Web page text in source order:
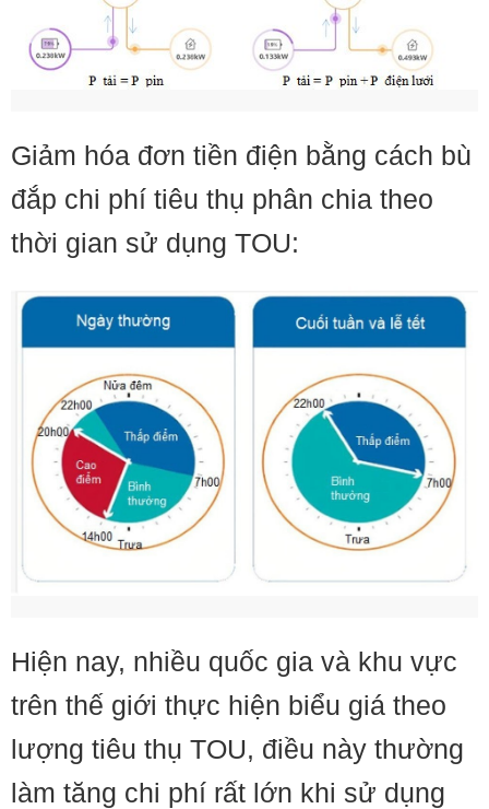
Giảm hóa đơn tiền điện bằng cách bù
đắp chi phí tiêu thụ phân chia theo
thời gian sử dụng TOU:
Hiện nay, nhiều quốc gia và khu vực
trên thế giới thực hiện biểu giá theo
lượng tiêu thụ TOU, điều này thường
làm tăng chi phí rất lớn khi sử dụng